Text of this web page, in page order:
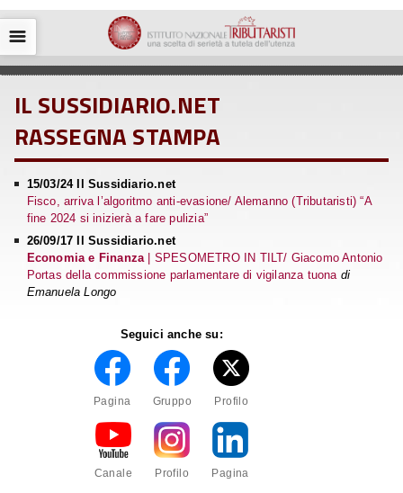
☰
IL SUSSIDIARIO.NET
RASSEGNA STAMPA
15/03/24 Il Sussidiario.net
Fisco, arriva l’algoritmo anti-evasione/ Alemanno (Tributaristi) “A
fine 2024 si inizierà a fare pulizia”
26/09/17 Il Sussidiario.net
Economia e Finanza | SPESOMETRO IN TILT/ Giacomo Antonio
Portas della commissione parlamentare di vigilanza tuona di
Emanuela Longo
Seguici anche su:
Pagina Gruppo Profilo
Canale Profilo Pagina